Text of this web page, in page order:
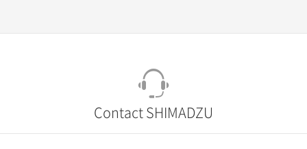
Contact SHIMADZU